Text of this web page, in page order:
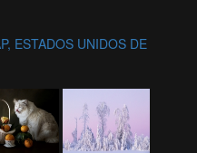
ESTADOS UNIDOS DE